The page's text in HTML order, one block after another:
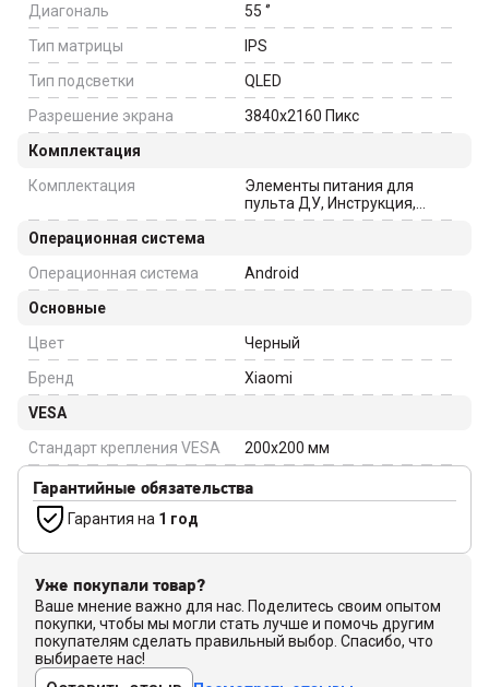
Диагональ
55 ‘’
Тип матрицы
IPS
Тип подсветки
QLED
Разрешение экрана
3840x2160 Пикс
Комплектация
Комплектация
Элементы питания для
пульта ДУ, Инструкция,
Пульт ДУ
Операционная система
Операционная система
Android
Основные
Цвет
Черный
Бренд
Xiaomi
VESA
Стандарт крепления VESA
200x200 мм
Гарантийные обязательства
Гарантия на 1 год
Уже покупали товар?
Ваше мнение важно для нас. Поделитесь своим опытом
покупки, чтобы мы могли стать лучше и помочь другим
покупателям сделать правильный выбор. Спасибо, что
выбираете нас!